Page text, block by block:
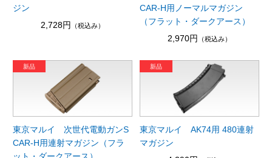
ジン
2,728円
（税込み）
CAR-H用ノーマルマガジン
（フラット・ダークアース）
2,970円
（税込み）
東京マルイ 次世代電動ガンS
CAR-H用連射マガジン（フラ
東京マルイ AK74用 480連射
マガジン